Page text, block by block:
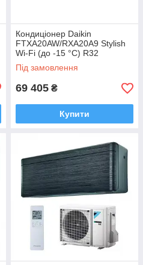
Кондиціонер Daikin
FTXA20AW/RXA20A9 Stylish
Wi-Fi (до -15 °C) R32
Під замовлення
69 405 ₴
Купити